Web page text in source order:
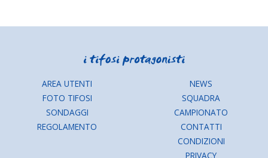
AREA UTENTI
FOTO TIFOSI
SONDAGGI
REGOLAMENTO
NEWS
SQUADRA
CAMPIONATO
CONTATTI
CONDIZIONI
PRIVACY